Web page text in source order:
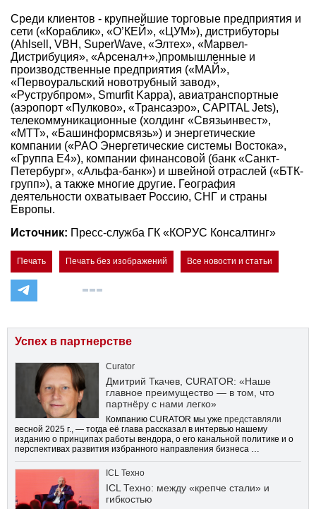
Среди клиентов - крупнейшие торговые предприятия и
сети («Кораблик», «О’КЕЙ», «ЦУМ»), дистрибуторы
(Ahlsell, VBH, SuperWave, «Элтех», «Марвел-
Дистрибуция», «Арсенал+»,)промышленные и
производственные предприятия («МАЙ»,
«Первоуральский новотрубный завод»,
«Руструбпром», Smurfit Kappa), авиатранспортные
(аэропорт «Пулково», «Трансаэро», CAPITAL Jets),
телекоммуникационные (холдинг «Связьинвест»,
«МТТ», «Башинформсвязь») и энергетические
компании («РАО Энергетические системы Востока»,
«Группа Е4»), компании финансовой (банк «Санкт-
Петербург», «Альфа-банк») и швейной отраслей («БТК-
групп»), а также многие другие. География
деятельности охватывает Россию, СНГ и страны
Европы.
Источник: Пресс-служба ГК «КОРУС Консалтинг»
Печать Печать без изображений Все новости и статьи
Успех в партнерстве
Curator
Дмитрий Ткачев, CURATOR: «Наше
главное преимущество — в том, что
партнёру с нами легко»
Компанию CURATOR мы уже представляли
весной 2025 г., — тогда её глава рассказал в интервью нашему
изданию о принципах работы вендора, о его канальной политике и о
перспективах развития избранного направления бизнеса …
ICL Техно
ICL Техно: между «крепче стали» и
гибкостью